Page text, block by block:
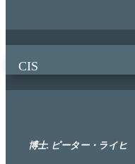
CIS
博士. ピーター・ライヒ